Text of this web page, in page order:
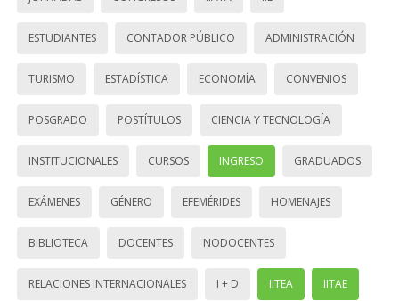
ESTUDIANTES CONTADOR PÚBLICO ADMINISTRACIÓN
TURISMO ESTADÍSTICA ECONOMÍA CONVENIOS
POSGRADO POSTÍTULOS CIENCIA Y TECNOLOGÍA
INSTITUCIONALES CURSOS INGRESO GRADUADOS
EXÁMENES GÉNERO EFEMÉRIDES HOMENAJES
BIBLIOTECA DOCENTES NODOCENTES
RELACIONES INTERNACIONALES I + D IITEA IITAE